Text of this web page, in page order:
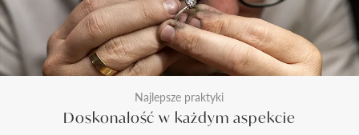
Najlepsze praktyki
Doskonałość w każdym aspekcie